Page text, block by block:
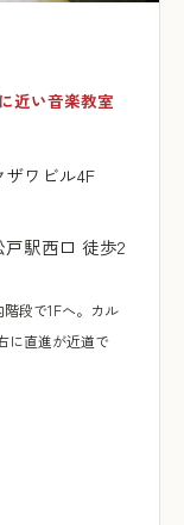
近い音楽教室
ザワビル4F
駅西口 徒歩2
段で1Fへ。カル
に直進が近道で